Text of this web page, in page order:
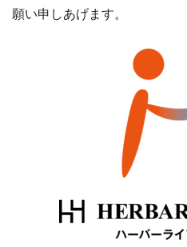
願い申しあげます。